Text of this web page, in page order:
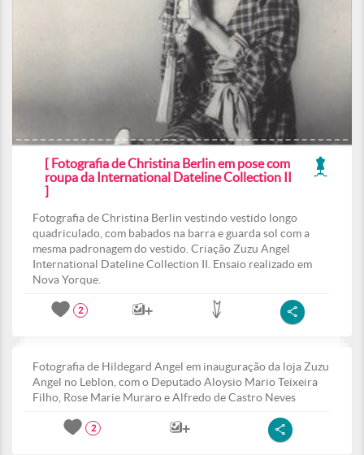
[ Fotografia de Christina Berlin em pose com
roupa da International Dateline Collection II
]
Fotografia de Christina Berlin vestindo vestido longo
quadriculado, com babados na barra e guarda sol com a
mesma padronagem do vestido. Criação Zuzu Angel
International Dateline Collection II. Ensaio realizado em
Nova Yorque.
2
Fotografia de Hildegard Angel em inauguração da loja Zuzu
Angel no Leblon, com o Deputado Aloysio Mario Teixeira
Filho, Rose Marie Muraro e Alfredo de Castro Neves
2